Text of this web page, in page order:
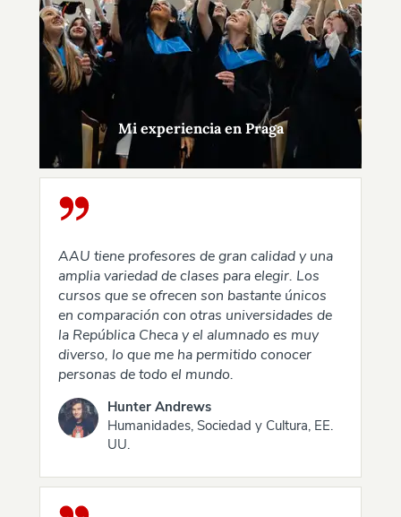
Mi experiencia en Praga
AAU tiene profesores de gran calidad y una
amplia variedad de clases para elegir. Los
cursos que se ofrecen son bastante únicos
en comparación con otras universidades de
la República Checa y el alumnado es muy
diverso, lo que me ha permitido conocer
personas de todo el mundo.
Hunter Andrews
Humanidades, Sociedad y Cultura, EE.
UU.